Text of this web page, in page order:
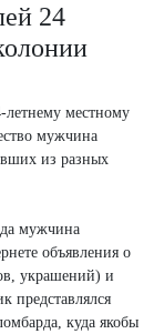
24
летнему местному
мужчина
из разных
мужчина
объявления о
украшений) и
представлялся
куда якобы